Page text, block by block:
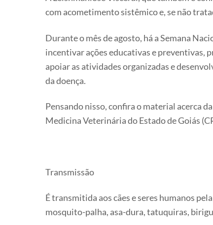
com acometimento sistêmico e, se não
Durante o mês de agosto, há a Semana
incentivar ações educativas e preventivas,
apoiar as atividades organizadas e
da doença.
Pensando nisso, confira o material acerca
Medicina Veterinária do Estado de Goiás
Transmissão
É transmitida aos cães e seres humanos
mosquito-palha, asa-dura, tatuquiras,